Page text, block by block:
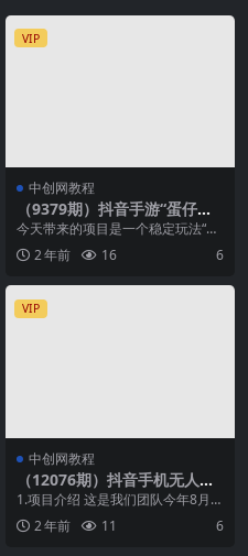
VIP
中创网教程
（9379期）抖音手游“蛋仔派
对“”全新偏门玩法，小白一部
手机无脑操作 懒人日入2000+
今天带来的项目是一个稳定玩法“抖
音手游“蛋仔派对“”全新偏门玩法，
小白一部手机无...
2 年前 16 6
VIP
中创网教程
（12076期）抖音手机无人直
播，8月全新冷门玩法，小白
轻松实现日入1000+，操作
巨…
1.项目介绍 这是我们团队今年8月份
以来，研发的一条全新直播模式，
不需要借助任何...
2 年前 11 6